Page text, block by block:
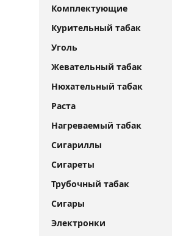
Комплектующие
Курительный табак
Уголь
Жевательный табак
Нюхательный табак
Раста
Нагреваемый табак
Сигариллы
Сигареты
Трубочный табак
Сигары
Электронки